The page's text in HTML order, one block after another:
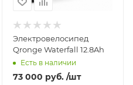
Электровелосипед
Qronge Waterfall 12.8Ah
Есть в наличии
73 000 руб. /шт